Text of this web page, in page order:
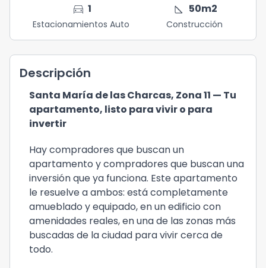
directions_car 1
Estacionamientos Auto
square_foot 50m2
Construcción
Descripción
Santa María de las Charcas, Zona 11 — Tu
apartamento, listo para vivir o para
invertir
Hay compradores que buscan un
apartamento y compradores que buscan una
inversión que ya funciona. Este apartamento
le resuelve a ambos: está completamente
amueblado y equipado, en un edificio con
amenidades reales, en una de las zonas más
buscadas de la ciudad para vivir cerca de
todo.